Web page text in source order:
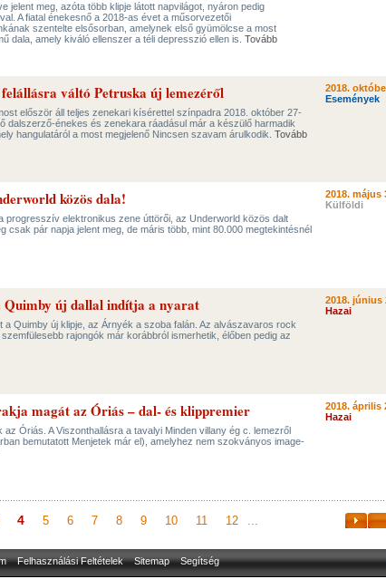
jelent meg, azóta több klipje látott napvilágot, nyáron pedig
A fiatal énekesnő a 2018-as évet a műsorvezetői
szentelte elsősorban, amelynek első gyümölcse a most
dala, amely kiváló ellenszer a téli depresszió ellen is. Tovább
váltó Petruska új lemezéről
először áll teljes zenekari kísérettel színpadra 2018. október 27-
dalszerző-énekes és zenekara ráadásul már a készülő harmadik
hangulatáról a most megjelenő Nincsen szavam árulkodik. Tovább
2018.
Események
közös dala!
progresszív elektronikus zene úttörői, az Underworld közös dalt
csak pár napja jelent meg, de máris több, mint 80.000 megtekintésnél
2018. május
Külföldi
Quimby új dallal indítja a nyarat
a Quimby új klipje, az Árnyék a szoba falán. Az alvászavaros rock
rajongók már korábbról ismerhetik, élőben pedig az
2018. június
Hazai
magát az Óriás – dal- és klippremier
az Óriás. A Viszonthallásra a tavalyi Minden villany ég c. lemezről
bemutatott Menjetek már el), amelyhez nem szokványos image-
2018. április
Hazai
4 5 6 7 8 9 10 11 12 ...
Felhasználási Feltételek Sitemap
Segítség